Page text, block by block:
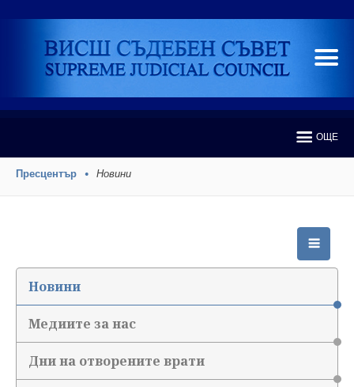
ОЩЕ
Пресцентър Новини
Новини
Медиите за нас
Дни на отворените врати